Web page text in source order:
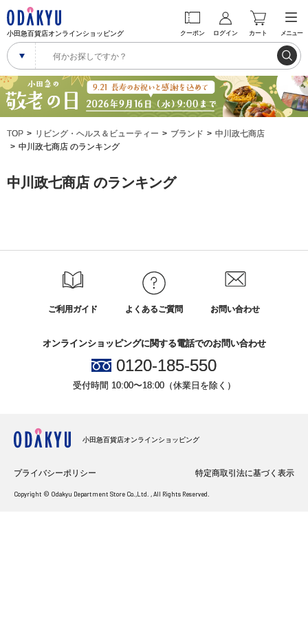
小田急百貨店オンラインショッピング クーポン ログイン カート メニュー
TOP リビング・ヘルス＆ビューティー ブランド
中川政七商店
中川政七商店 のランキング
中川政七商店 のランキング
ご利用ガイド よくあるご質問 お問い合わせ
オンラインショッピングに関する電話でのお問い合わせ
0120-185-550
受付時間 10:00〜18:00（休業日を除く）
小田急百貨店オンラインショッピング
プライバシーポリシー 特定商取引法に基づく表示
Copyright © Odakyu Department Store Co.,Ltd. , All Rights Reserved.